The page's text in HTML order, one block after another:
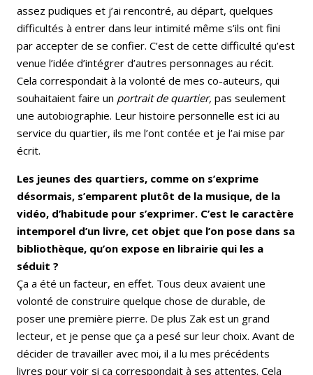
assez pudiques et j’ai rencontré, au départ, quelques
difficultés à entrer dans leur intimité même s’ils ont fini
par accepter de se confier. C’est de cette difficulté qu’est
venue l’idée d’intégrer d’autres personnages au récit.
Cela correspondait à la volonté de mes co-auteurs, qui
souhaitaient faire un portrait de quartier, pas seulement
une autobiographie. Leur histoire personnelle est ici au
service du quartier, ils me l’ont contée et je l’ai mise par
écrit.
Les jeunes des quartiers, comme on s’exprime
désormais, s’emparent plutôt de la musique, de la
vidéo, d’habitude pour s’exprimer. C’est le caractère
intemporel d’un livre, cet objet que l’on pose dans sa
bibliothèque, qu’on expose en librairie qui les a
séduit ?
Ça a été un facteur, en effet. Tous deux avaient une
volonté de construire quelque chose de durable, de
poser une première pierre. De plus Zak est un grand
lecteur, et je pense que ça a pesé sur leur choix. Avant de
décider de travailler avec moi, il a lu mes précédents
livres pour voir si ça correspondait à ses attentes. Cela